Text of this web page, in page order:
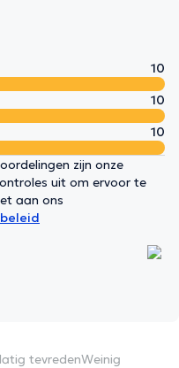
10
10
10
zijn onze
uit om ervoor te
aan ons
tevredenWeinig